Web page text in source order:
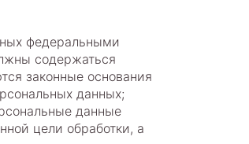
федеральными
содержаться
законные основания
данных;
данные
цели обработки, а